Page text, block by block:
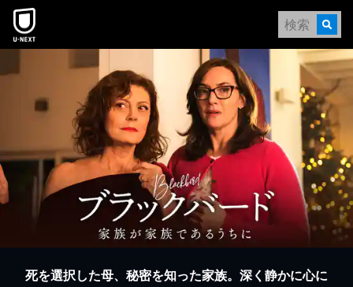
本文へスキップ
死を選択した母、秘密を知った家族。深く静かに心に